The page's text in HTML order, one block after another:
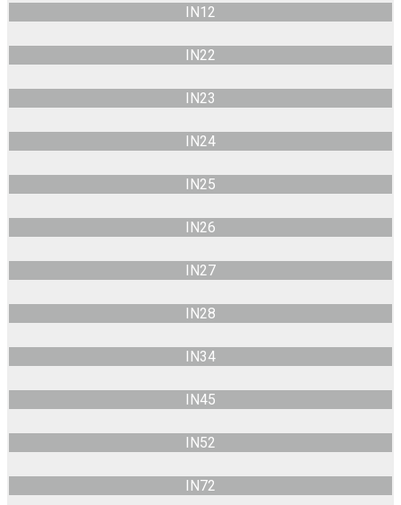
IN12
IN22
IN23
IN24
IN25
IN26
IN27
IN28
IN34
IN45
IN52
IN72